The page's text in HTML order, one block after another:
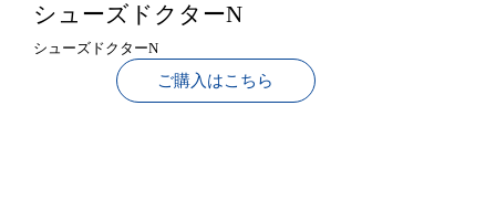
シューズドクターN
シューズドクターN
ご購入はこちら